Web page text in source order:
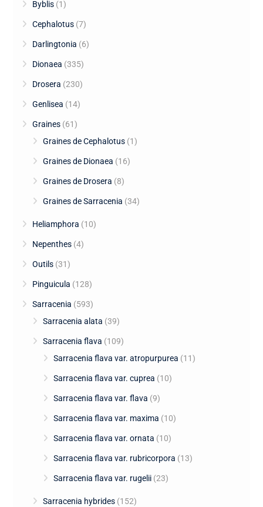
Byblis (1)
Cephalotus (7)
Darlingtonia (6)
Dionaea (335)
Drosera (230)
Genlisea (14)
Graines (61)
Graines de Cephalotus (1)
Graines de Dionaea (16)
Graines de Drosera (8)
Graines de Sarracenia (34)
Heliamphora (10)
Nepenthes (4)
Outils (31)
Pinguicula (128)
Sarracenia (593)
Sarracenia alata (39)
Sarracenia flava (109)
Sarracenia flava var. atropurpurea (11)
Sarracenia flava var. cuprea (10)
Sarracenia flava var. flava (9)
Sarracenia flava var. maxima (10)
Sarracenia flava var. ornata (10)
Sarracenia flava var. rubricorpora (13)
Sarracenia flava var. rugelii (23)
Sarracenia hybrides (152)